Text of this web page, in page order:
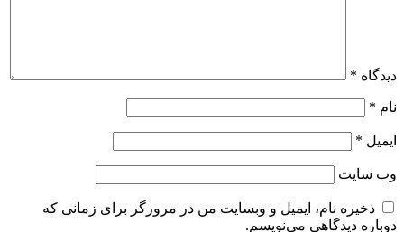
دیدگاه *
نام *
ایمیل *
وب‌ سایت
ذخیره نام، ایمیل و وبسایت من در مرورگر برای زمانی که
دوباره دیدگاهی می‌نویسم.